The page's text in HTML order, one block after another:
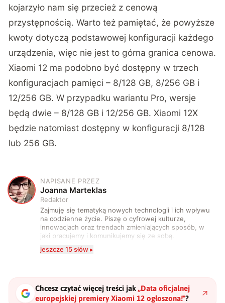
kojarzyło nam się przecież z cenową
przystępnością. Warto też pamiętać, że powyższe
kwoty dotyczą podstawowej konfiguracji każdego
urządzenia, więc nie jest to górna granica cenowa.
Xiaomi 12 ma podobno być dostępny w trzech
konfiguracjach pamięci – 8/128 GB, 8/256 GB i
12/256 GB. W przypadku wariantu Pro, wersje
będą dwie – 8/128 GB i 12/256 GB. Xiaomi 12X
będzie natomiast dostępny w konfiguracji 8/128
lub 256 GB.
J
NAPISANE PRZEZ
Joanna Marteklas
Redaktor
Zajmuję się tematyką nowych technologii i ich wpływu
na codzienne życie. Piszę o cyfrowej kulturze,
innowacjach oraz trendach zmieniających sposób, w
jaki pracujemy i komunikujemy się ze sobą.
Szczególnie interesuje mnie relacja między rozwojem
technologii a współczesną popkulturą. W wolnych
jeszcze 15 słów ▸
Chcesz czytać więcej treści jak „Data oficjalnej
europejskiej premiery Xiaomi 12 ogłoszona!"?